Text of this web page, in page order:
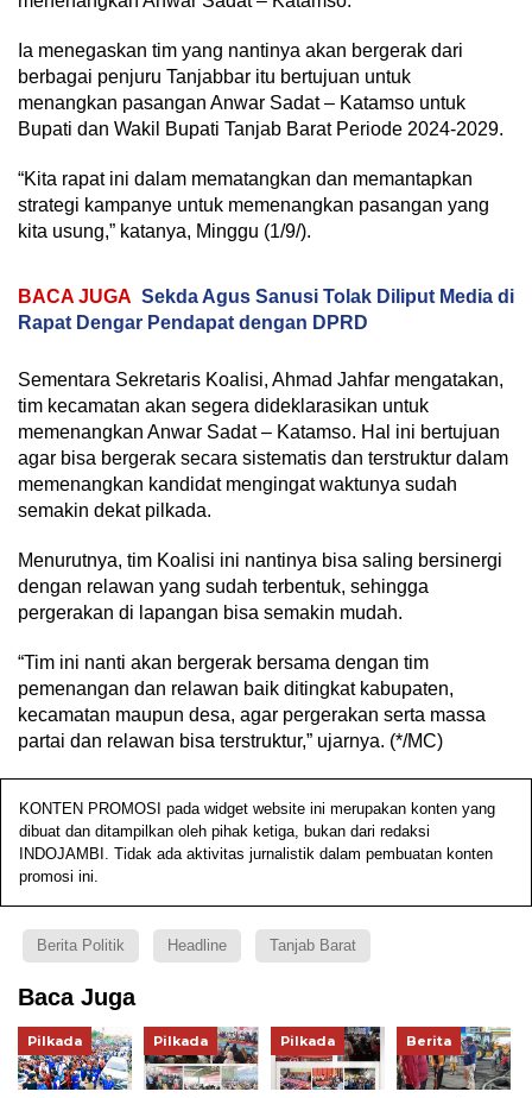
Ia menegaskan tim yang nantinya akan bergerak dari
berbagai penjuru Tanjabbar itu bertujuan untuk
menangkan pasangan Anwar Sadat – Katamso untuk
Bupati dan Wakil Bupati Tanjab Barat Periode 2024-2029.
“Kita rapat ini dalam mematangkan dan memantapkan
strategi kampanye untuk memenangkan pasangan yang
kita usung,” katanya, Minggu (1/9/).
BACA JUGA Sekda Agus Sanusi Tolak Diliput Media di
Rapat Dengar Pendapat dengan DPRD
Sementara Sekretaris Koalisi, Ahmad Jahfar mengatakan,
tim kecamatan akan segera dideklarasikan untuk
memenangkan Anwar Sadat – Katamso. Hal ini bertujuan
agar bisa bergerak secara sistematis dan terstruktur dalam
memenangkan kandidat mengingat waktunya sudah
semakin dekat pilkada.
Menurutnya, tim Koalisi ini nantinya bisa saling bersinergi
dengan relawan yang sudah terbentuk, sehingga
pergerakan di lapangan bisa semakin mudah.
“Tim ini nanti akan bergerak bersama dengan tim
pemenangan dan relawan baik ditingkat kabupaten,
kecamatan maupun desa, agar pergerakan serta massa
partai dan relawan bisa terstruktur,” ujarnya. (*/MC)
KONTEN PROMOSI pada widget website ini merupakan konten yang
dibuat dan ditampilkan oleh pihak ketiga, bukan dari redaksi
INDOJAMBI. Tidak ada aktivitas jurnalistik dalam pembuatan konten
promosi ini.
Berita Politik Headline Tanjab Barat
Baca Juga
Pilkada Pilkada Pilkada Berita